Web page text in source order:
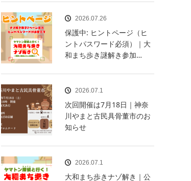
2026.07.26
保護中: ヒントページ（ヒ
ントパスワード必須）｜大
和まち歩き謎解き参加…
2026.07.1
次回開催は7月18日｜神奈
川やまと古民具骨董市のお
知らせ
2026.07.1
大和まち歩きナゾ解き｜公